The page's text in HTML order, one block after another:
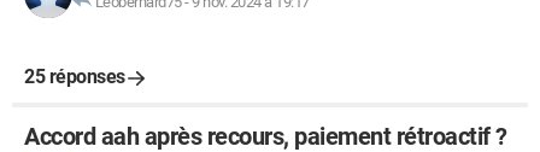
25 réponses
Accord aah après recours, paiement rétroactif ?